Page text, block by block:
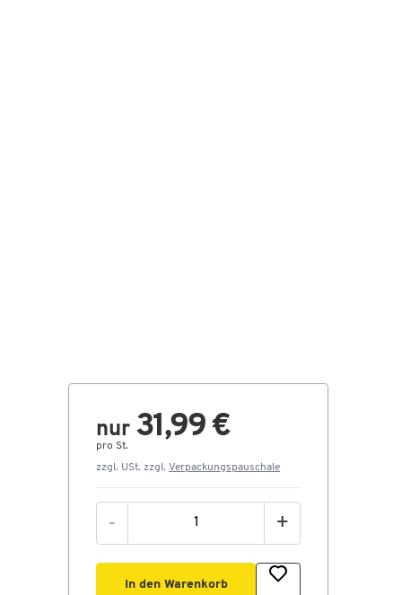
nur 31,99 €
pro St.
zzgl. USt. zzgl. Verpackungspauschale
- +
In den Warenkorb